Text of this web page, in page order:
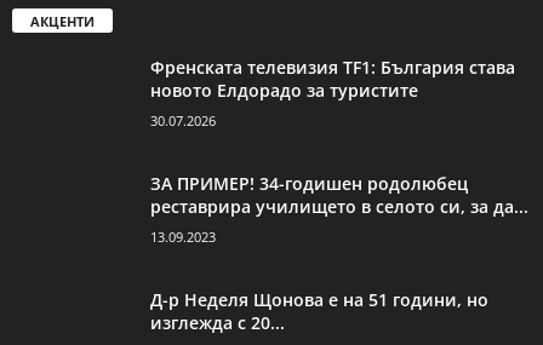
АКЦЕНТИ
Френската телевизия TF1: България става
новото Елдорадо за туристите
30.07.2026
ЗА ПРИМЕР! 34-годишен родолюбец
реставрира училището в селото си, за да...
13.09.2023
Д-р Неделя Щонова е на 51 години, но
изглежда с 20...